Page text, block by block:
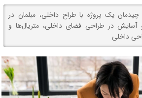
یک پروژه با طراح داخلی، مبلمان در
در طراحی فضای داخلی، متریال‌ها و
داخلی